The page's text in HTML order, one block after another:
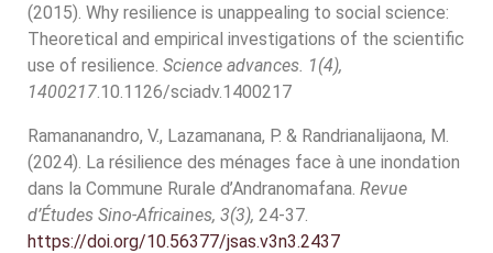
(2015). Why resilience is unappealing to social science:
Theoretical and empirical investigations of the scientific
use of resilience. Science advances. 1(4),
1400217.10.1126/sciadv.1400217
Ramananandro, V., Lazamanana, P. & Randrianalijaona, M.
(2024). La résilience des ménages face à une inondation
dans la Commune Rurale d’Andranomafana. Revue
d’Études Sino-Africaines, 3(3), 24-37.
https://doi.org/10.56377/jsas.v3n3.2437